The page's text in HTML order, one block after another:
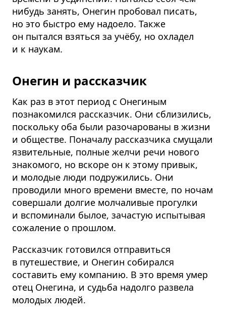
нибудь занять, Онегин пробовал писать,
но это быстро ему надоело. Также
он пытался взяться за учёбу, но охладел
и к наукам.
Онегин и рассказчик
Как раз в этот период с Онегиным
познакомился рассказчик. Они сблизились,
поскольку оба были разочарованы в жизни
и обществе. Поначалу рассказчика смущали
язвительные, полные желчи речи нового
знакомого, но вскоре он к этому привык,
и молодые люди подружились. Они
проводили много времени вместе, по ночам
совершали долгие молчаливые прогулки
и вспоминали былое, зачастую испытывая
сожаление о прошлом.
Рассказчик готовился отправиться
в путешествие, и Онегин собирался
составить ему компанию. В это время умер
отец Онегина, и судьба надолго развела
молодых людей.